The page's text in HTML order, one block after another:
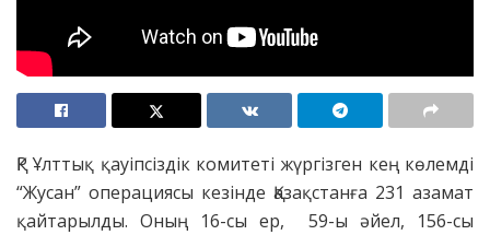
ҚР Ұлттық қауіпсіздік комитеті жүргізген кең көлемді
“Жусан” операциясы кезінде Қазақстанға 231 азамат
қайтарылды. Оның 16-сы ер, 59-ы әйел, 156-сы